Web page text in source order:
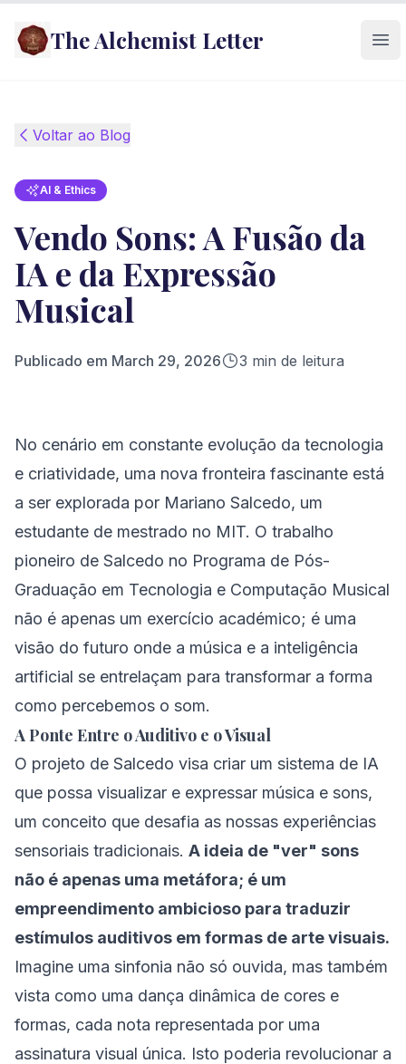
The Alchemist Letter
Voltar ao Blog
AI & Ethics
Vendo Sons: A Fusão da
IA e da Expressão
Musical
Publicado em March 29, 2026 3 min de leitura
No cenário em constante evolução da tecnologia
e criatividade, uma nova fronteira fascinante está
a ser explorada por Mariano Salcedo, um
estudante de mestrado no MIT. O trabalho
pioneiro de Salcedo no Programa de Pós-
Graduação em Tecnologia e Computação Musical
não é apenas um exercício académico; é uma
visão do futuro onde a música e a inteligência
artificial se entrelaçam para transformar a forma
como percebemos o som.
A Ponte Entre o Auditivo e o Visual
O projeto de Salcedo visa criar um sistema de IA
que possa visualizar e expressar música e sons,
um conceito que desafia as nossas experiências
sensoriais tradicionais. A ideia de "ver" sons
não é apenas uma metáfora; é um
empreendimento ambicioso para traduzir
estímulos auditivos em formas de arte visuais.
Imagine uma sinfonia não só ouvida, mas também
vista como uma dança dinâmica de cores e
formas, cada nota representada por uma
assinatura visual única. Isto poderia revolucionar a